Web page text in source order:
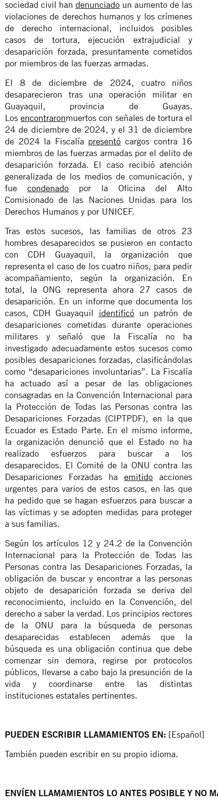
sociedad civil handenunciado un aumento de las
violaciones de derechos humanos y los crímenes
de derecho internacional, incluidos posibles
casos de tortura, ejecución extrajudicial y
desaparición forzada, presuntamente cometidos
por miembros de las fuerzas armadas.
El 8 de diciembre de 2024, cuatro niños
desaparecieron tras una operación militar en
Guayaquil, provincia de Guayas.
Losencontraronmuertos con señales de tortura el
24 de diciembre de 2024, y el 31 de diciembre
de 2024 la Fiscalía presentó cargos contra 16
miembros de las fuerzas armadas por el delito de
desaparición forzada. El caso recibió atención
generalizada de los medios de comunicación, y
fuecondenado por la Oficina del Alto
Comisionado de las Naciones Unidas para los
Derechos Humanos y por UNICEF.
Tras estos sucesos, las familias de otros 23
hombres desaparecidos se pusieron en contacto
con CDH Guayaquil, la organización que
representa el caso de los cuatro niños, para pedir
acompañamiento, según la organización. En
total, la ONG representa ahora 27 casos de
desaparición. En un informe que documenta los
casos, CDH Guayaquil identificóun patrón de
desapariciones cometidas durante operaciones
militares y señaló que la Fiscalía no ha
investigado adecuadamente estos sucesos como
posibles desapariciones forzadas, clasificándolas
como “desapariciones involuntarias”. La Fiscalía
ha actuado así a pesar de las obligaciones
consagradas en la Convención Internacional para
la Protección de Todas las Personas contra las
Desapariciones Forzadas (CIPTPDF), en la que
Ecuador es Estado Parte. En el mismo informe,
la organización denunció que el Estado no ha
realizado esfuerzos para buscar a los
desaparecidos. El Comité de la ONU contra las
Desapariciones Forzadas haemitido acciones
urgentes para varios de estos casos, en las que
ha pedido que se hagan esfuerzos para buscar a
las víctimas y se adopten medidas para proteger
a sus familias.
Según los artículos 12 y 24.2 de la Convención
Internacional para la Protección de Todas las
Personas contra las Desapariciones Forzadas, la
obligación de buscar y encontrar a las personas
objeto de desaparición forzada se deriva del
reconocimiento, incluido en la Convención, del
derecho a saber la verdad. Los principios rectores
de la ONU para la búsqueda de personas
desaparecidas establecen además que la
búsqueda es una obligación continua que debe
comenzar sin demora, regirse por protocolos
públicos, llevarse a cabo bajo la presunción de la
vida y coordinarse entre las distintas
instituciones estatales pertinentes.
PUEDEN ESCRIBIR LLAMAMIENTOS EN: [Español]
También pueden escribir en su propio idioma.
ENVÍEN LLAMAMIENTOS LO ANTES POSIBLE Y NO